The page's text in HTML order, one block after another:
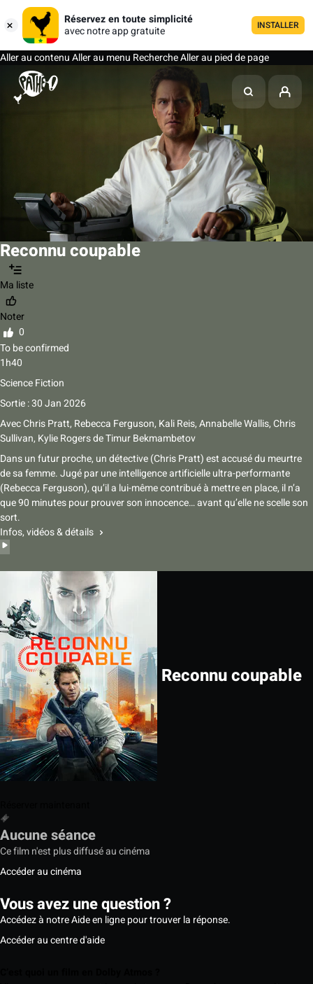
Réservez en toute simplicité
avec notre app gratuite
INSTALLER
Aller au contenuAller au menu RechercheAller au pied de page
Reconnu coupable
Ma liste
Noter
0
To be confirmed
1h40
Science Fiction
Sortie : 30 Jan 2026
AvecChris Pratt, Rebecca Ferguson, Kali Reis, Annabelle Wallis, Chris
Sullivan, Kylie RogersdeTimur Bekmambetov
Dans un futur proche, un détective (Chris Pratt) est accusé du meurtre
de sa femme. Jugé par une intelligence artificielle ultra-performante
(Rebecca Ferguson), qu’il a lui-même contribué à mettre en place, il n’a
que 90 minutes pour prouver son innocence… avant qu’elle ne scelle son
sort.
Infos, vidéos & détails
Reconnu coupable
Aucune séance
Ce film n'est plus diffusé au cinéma
Accéder au cinéma
Vous avez une question ?
Accédez à notre Aide en ligne pour trouver la réponse.
Accéder au centre d'aide